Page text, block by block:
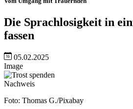
Die Sprachlosigkeit in
fassen
05.02.2025
Image
Nachweis
Foto: Thomas G./Pixabay